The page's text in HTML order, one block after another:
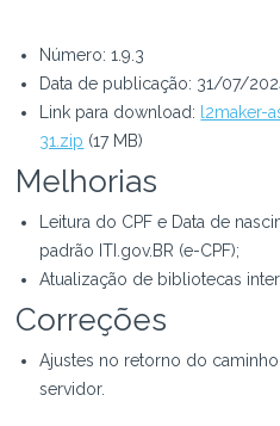
Número: 1.9.3
Data de publicação: 31/07/
Link para download:
l2maker-
31.zip (17 MB)
Melhorias
Leitura do CPF e Data de
padrão ITI.gov.BR (e-CPF);
Atualização de bibliotecas
Correções
Ajustes no retorno do
servidor.